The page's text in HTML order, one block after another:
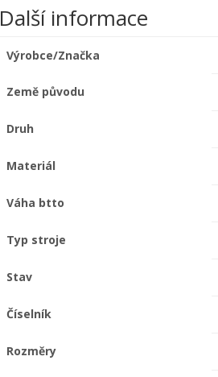
Další informace
Výrobce/Značka
Země původu
Druh
Materiál
Váha btto
Typ stroje
Stav
Číselník
Rozměry